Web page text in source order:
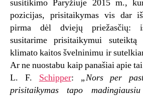
susitikimo Paryžiuje 2015 m.,
pozicijas, prisitaikymas vis dar
pirma dėl dviejų priežasčių:
susitarime prisitaikymui suteiktą
klimato kaitos švelninimu ir
Ar ne nuostabu kaip panašiai apie
L. F. Schipper: „Nors per
prisitaikymas tapo